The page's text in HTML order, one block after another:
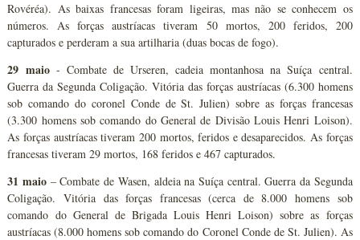
Rovéréa). As baixas francesas foram ligeiras, mas não se conhecem os
números. As forças austríacas tiveram 50 mortos, 200 feridos, 200
capturados e perderam a sua artilharia (duas bocas de fogo).
29 maio- Combate de Urseren, cadeia montanhosa na Suíça central.
Guerra da Segunda Coligação. Vitória das forças austríacas (6.300 homens
sob comando do coronel Conde de St. Julien) sobre as forças francesas
(3.300 homens sob comando do General de Divisão Louis Henri Loison).
As forças austríacas tiveram 200 mortos, feridos e desaparecidos. As forças
francesas tiveram 29 mortos, 168 feridos e 467 capturados.
31 maio – Combate de Wasen, aldeia na Suíça central. Guerra da Segunda
Coligação. Vitória das forças francesas (cerca de 8.000 homens sob
comando do General de Brigada Louis Henri Loison) sobre as forças
austríacas (8.000 homens sob comando do Coronel Conde de St. Julien). As